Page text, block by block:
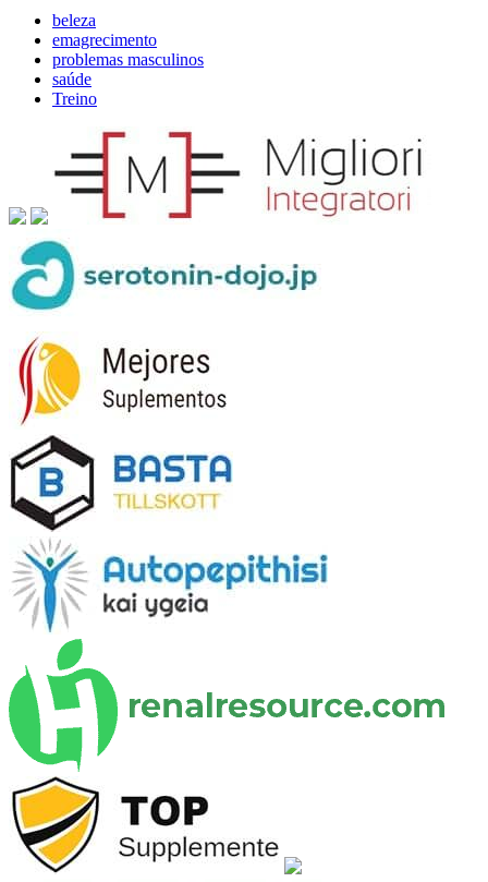
beleza
emagrecimento
problemas masculinos
saúde
Treino